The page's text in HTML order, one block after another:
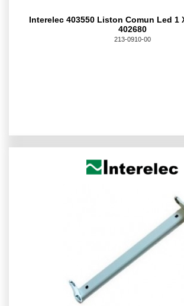
Interelec 403550 Liston Comun Led 1
402680
213-0910-00